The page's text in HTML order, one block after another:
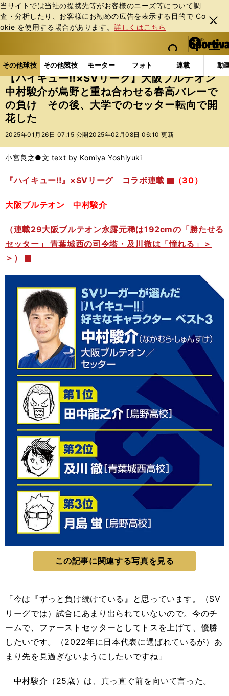
当サイトでは当社の提携先等がお客様のニーズ等について調
査・分析したり、お客様にお勧めの広告を表⽰する⽬的で Co
okie を使⽤する場合があります。詳しくはこちら
閉じ
る
web Sportiva (webスポルティーバ)
検索
マイペ
ー
ジ
メニュ
その他球技 その他競技 モーター フォト 連載 動
ス
ポ
ル
テ
ィ
ー
バ
その他球技の記事一覧 バレー 【ハイキュー‼×SV
【ハイキュー‼×SVリーグ】大阪ブルテオン
中村駿介が烏野と重ね合わせる春高バレーで
の負け その後、大学でのセッター転向で開
花した
2025年01月26日 07:15 公開 2025年02月08日 06:10 更新
小宮良之●文 text by Komiya Yoshiyuki
『ハイキュー‼』×SVリーグ コラボ連載 （30）
大阪ブルテオン 中村駿介
（連載29大阪ブルテオン永露元稀は192cmの「勝たせる
セッター」 青葉城西の司令塔・及川徹は「憧れる」＞
＞）
この記事に関連する写真を見る
「今は『ずっと負け続けている』と思っています。（SV
リーグでは）試合にあまり出られていないので。今のチ
ームで、ファーストセッターとしてトスを上げて、優勝
したいです。（2022年に日本代表に選ばれているが）あ
まり先を見過ぎないようにしたいですね」
中村駿介（25歳）は、真っ直ぐ前を向いて言った。